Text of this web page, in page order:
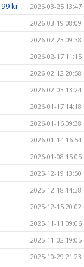
kr 2026-03-25 13:47
2026-03-19 08:09
2026-02-23 09:38
2026-02-17 11:15
2026-02-12 20:58
2026-02-03 13:24
2026-01-17 14:18
2026-01-16 09:38
2026-01-14 16:54
2026-01-08 15:05
2025-12-19 13:50
2025-12-18 14:38
2025-12-15 20:02
2025-11-11 09:06
2025-11-02 19:05
2025-10-29 21:23